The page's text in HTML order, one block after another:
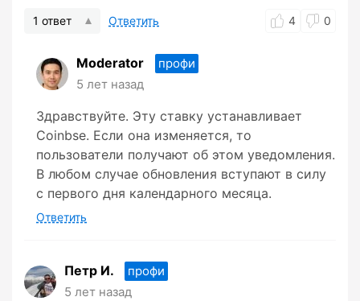
1 ответ Ответить 4 0
Moderator
профи
5 лет назад
Здравствуйте. Эту ставку устанавливает
Coinbse. Если она изменяется, то
пользователи получают об этом уведомления.
В любом случае обновления вступают в силу
с первого дня календарного месяца.
Ответить
Петр И.
профи
5 лет назад